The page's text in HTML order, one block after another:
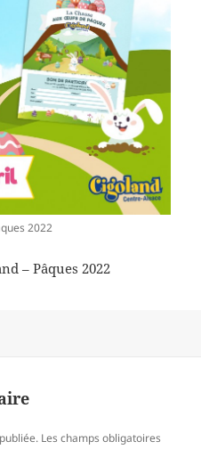
2022
– Pâques 2022
Les champs obligatoires